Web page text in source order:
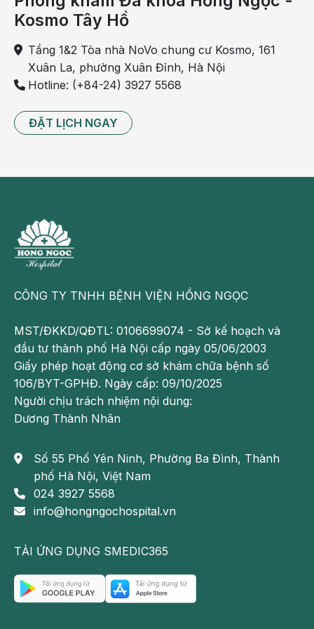
và chất lượng hình ảnh được thu thập.
BS Hà Lương Yên quan sát hình ảnh tuyến giáp của
Dấu hiệu cần thực hiện siêu âm tuyến
giáp
Các bệnh lý tuyến giáp thường không có biểu hiện rõ
ràng ở giai đoạn đầu. Tuy nhiên, hãy quan sát các
tình trạng của cơ thể và đến các cơ sở y tế để thăm
khám nếu có các dấu hiệu sau:
Nổi hạch ở cổ
bệnh về tuyến giáp là sự xuất hiện của hạch ở vùng
cổ. Hạch có thể xuất hiện ở nhiều vị trí khác nhau
trên cổ, nhưng thường nằm ở vùng trước cổ, hai bên
hoặc chỉ một bên. Kích thước của hạch thường nhỏ,
gây ra cảm giác đau hoặc khó chịu.
Rụng tóc và da khô
Tuyến giáp sản xuất hormone tăng trưởng và chịu
Kosmo Tây Hồ
Tầng 1&2 Tòa nhà NoVo chung cư Kosmo, 161
Xuân La, phường Xuân Đỉnh, Hà Nội
Hotline: (+84-24) 3927 5568
ĐẶT LỊCH NGAY
CÔNG TY TNHH BỆNH VIỆN HỒNG NGỌC
MST/ĐKKD/QĐTL: 0106699074 - Sở kế hoạch và
đầu tư thành phố Hà Nội cấp ngày 05/06/2003
Giấy phép hoạt động cơ sở khám chữa bệnh số
106/BYT-GPHĐ. Ngày cấp: 09/10/2025
Người chịu trách nhiệm nội dung:
Dương Thành Nhân
Số 55 Phố Yên Ninh, Phường Ba Đình, Thành
phố Hà Nội, Việt Nam
024 3927 5568
info@hongngochospital.vn
TẢI ỨNG DỤNG SMEDIC365